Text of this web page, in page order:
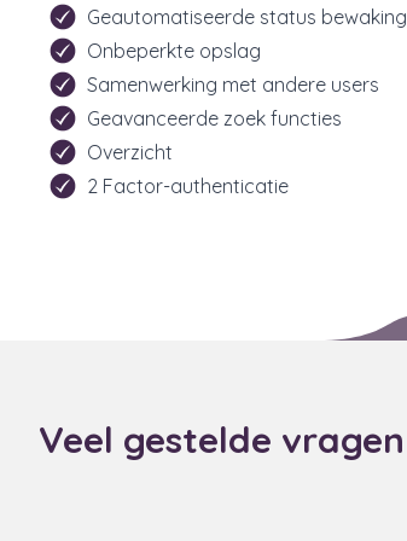
Geautomatiseerde status bewaking
Onbeperkte opslag
Samenwerking met andere users
Geavanceerde zoek functies
Overzicht
2 Factor-authenticatie
Veel gestelde vragen